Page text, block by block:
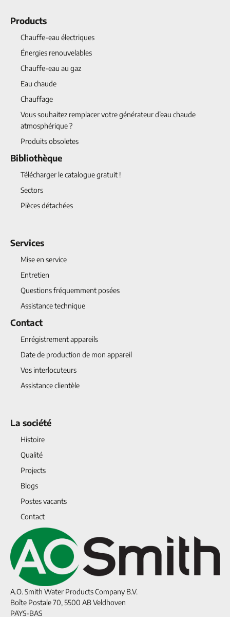
Products
Chauffe-eau électriques
Énergies renouvelables
Chauffe-eau au gaz
Eau chaude
Chauffage
Vous souhaitez remplacer votre générateur d’eau chaude
atmosphérique ?
Produits obsoletes
Bibliothèque
Télécharger le catalogue gratuit !
Sectors
Pièces détachées
Services
Mise en service
Entretien
Questions fréquemment posées
Assistance technique
Contact
Enrégistrement appareils
Date de production de mon appareil
Vos interlocuteurs
Assistance clientèle
La société
Histoire
Qualité
Projects
Blogs
Postes vacants
Contact
A.O. Smith Water Products Company B.V.
Boîte Postale 70, 5500 AB Veldhoven
PAYS-BAS